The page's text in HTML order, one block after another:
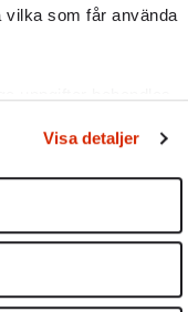
som får använda
som helst från
anpassa innehållet
Vi vidarebefordrar
från din
Visa detaljer